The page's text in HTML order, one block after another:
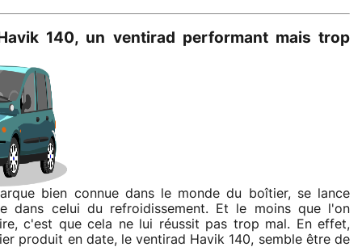
140, un ventirad performant mais trop
bien connue dans le monde du boîtier, se lance
dans celui du refroidissement. Et le moins que l'on
c'est que cela ne lui réussit pas trop mal. En effet,
produit en date, le ventirad Havik 140, semble être de